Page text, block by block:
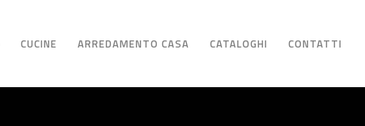
CUCINE ARREDAMENTO CASA CATALOGHI CONTATTI